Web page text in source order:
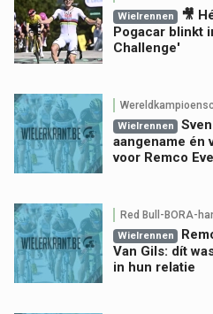
Wielrennen
🎥
Pogacar blinkt
Challenge'
Wielrennen
aangename én
voor Remco
Red Bull-BORA-
Wielrennen
Van Gils: dít
in hun relatie